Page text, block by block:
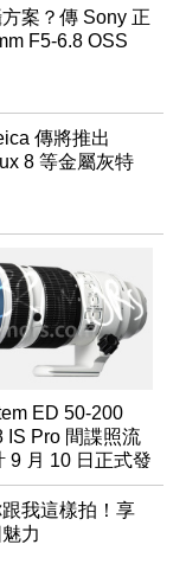
案？傳 Sony 正
F5-6.8 OSS
傳將推出
8 等金屬灰特
ED 50-200
IS Pro 間諜照流
9 月 10 日正式發
跟我這樣拍！享
力